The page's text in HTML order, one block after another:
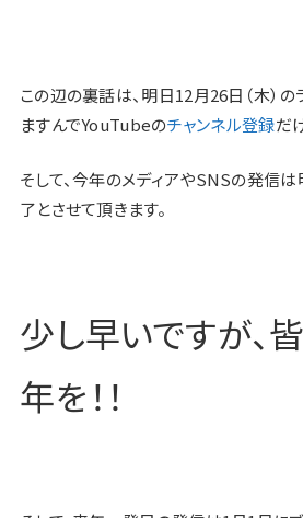
この辺の裏話は、明日12月26日（木）
ますんでYouTubeのチャンネル登録だ
そして、今年のメディアやSNSの発信
了とさせて頂きます。
少し早いですが、
年を！！